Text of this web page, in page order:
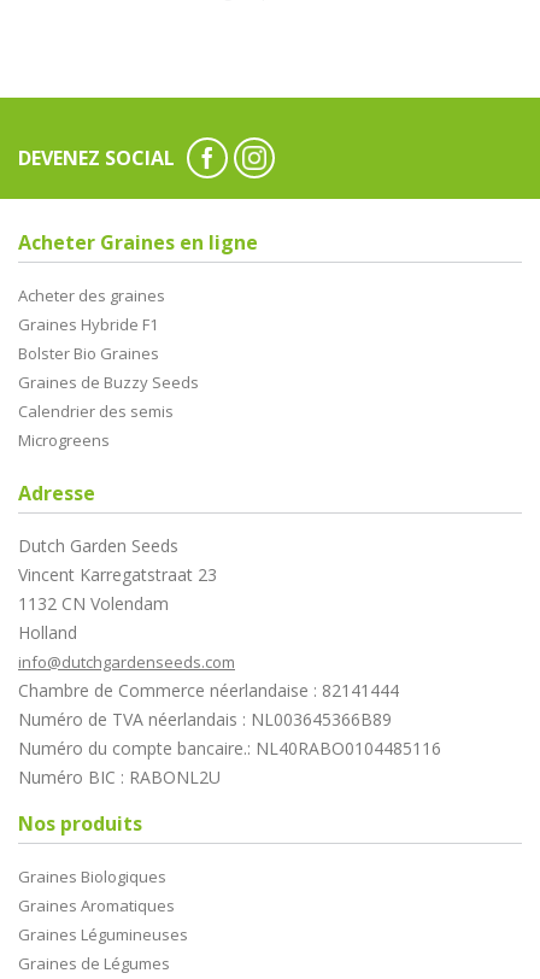
DEVENEZ SOCIAL
Acheter Graines en ligne
Acheter des graines
Graines Hybride F1
Bolster Bio Graines
Graines de Buzzy Seeds
Calendrier des semis
Microgreens
Adresse
Dutch Garden Seeds
Vincent Karregatstraat 23
1132 CN Volendam
Holland
info@dutchgardenseeds.com
Chambre de Commerce néerlandaise : 82141444
Numéro de TVA néerlandais : NL003645366B89
Numéro du compte bancaire.: NL40RABO0104485116
Numéro BIC : RABONL2U
Nos produits
Graines Biologiques
Graines Aromatiques
Graines Légumineuses
Graines de Légumes